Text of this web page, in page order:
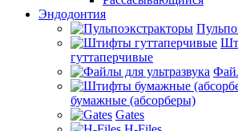
Эндодонтия
гуттаперчивые
бумажные (абсорберы)
Gates